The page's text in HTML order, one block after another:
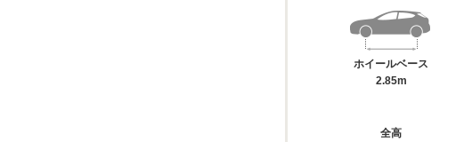
ホイールベース
2.85m
全高